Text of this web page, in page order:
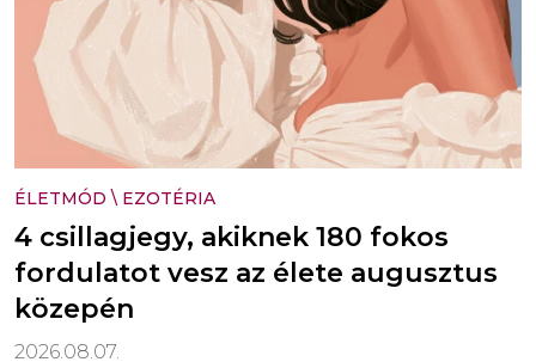
ÉLETMÓD \ EZOTÉRIA
4 csillagjegy, akiknek 180 fokos
fordulatot vesz az élete augusztus
közepén
2026.08.07.